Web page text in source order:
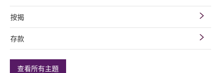
按揭
存款
查看所有主題